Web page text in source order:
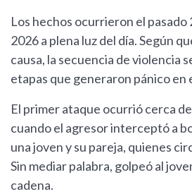
Los hechos ocurrieron el
2026 a plena luz del día. Según
causa, la secuencia de violencia
etapas que generaron pánico en
El primer ataque ocurrió cerca
cuando el agresor interceptó a
una joven y su pareja, quienes
Sin mediar palabra, golpeó al
cadena.